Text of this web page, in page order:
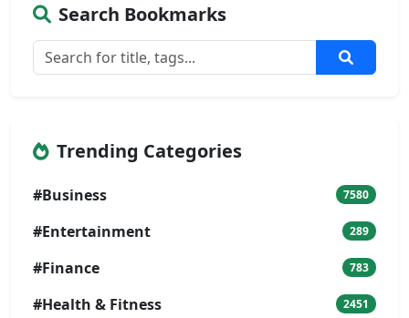
Search Bookmarks
Trending Categories
#Business 7580
#Entertainment 289
#Finance 783
#Health & Fitness 2451